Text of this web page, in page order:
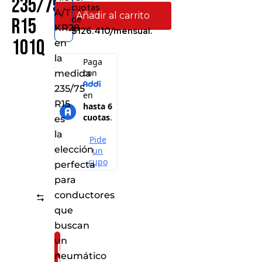
235/75
R15
101Q
Consíguelo
Añadir al carrito
Comparar
cuotas
de
$126.410/mensual.
A/T
KR28
en
la
medida
235/75
R15
es
la
elección
perfecta
para
conductores
que
buscan
un
neumático